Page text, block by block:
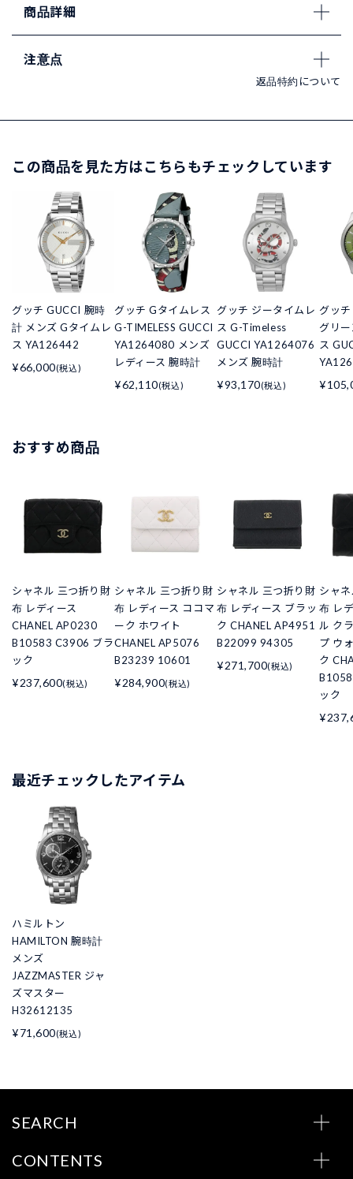
商品詳細
注意点
返品特約について
この商品を見た方はこちらもチェックしています
グッチ GUCCI 腕時
計 メンズ Gタイムレ
ス YA126442
¥66,000(税込)
グッチ Gタイムレス
G-TIMELESS GUCCI
YA1264080 メンズ
レディース 腕時計
¥62,110(税込)
グッチ ジータイムレ
ス G-Timeless
GUCCI YA1264076
メンズ 腕時計
¥93,170(税込)
グッ
グリ
ス
おすすめ商品
シャネル 三つ折り財
布 レディース
CHANEL AP0230
B10583 C3906 ブラ
ック
¥237,600(税込)
シャネル 三つ折り財
布 レディース ココマ
ーク ホワイト
CHANEL AP5076
B23239 10601
¥284,900(税込)
シャネル 三つ折り財
布 レディース ブラッ
ク CHANEL AP4951
B22099 94305
¥271,700(税込)
シャ
布 レ
ル ク
プ ウ
ク
ック
最近チェックしたアイテム
ハミルトン
HAMILTON 腕時計
メンズ
JAZZMASTER ジャ
ズマスター
H32612135
¥71,600(税込)
SEARCH
CONTENTS